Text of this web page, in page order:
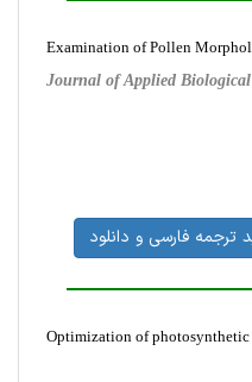
Examination of Pollen
Journal of Applied
ترجمه فارسی و دانلود
Optimization of